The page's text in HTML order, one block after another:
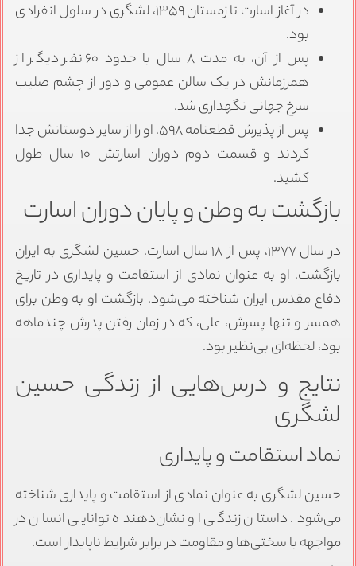
در آغاز اسارت تا زمستان ۱۳۵۹، لشگری در سلول انفرادی
بود.
پس از آن، به مدت ۸ سال با حدود ۶۰ نفر دیگر از
همرزمانش در یک سالن عمومی و دور از چشم صلیب
سرخ جهانی نگهداری شد.
پس از پذیرش قطعنامه ۵۹۸، او را از سایر دوستانش جدا
کردند و قسمت دوم دوران اسارتش ۱۰ سال طول
کشید.
بازگشت به وطن و پایان دوران اسارت
در سال ۱۳۷۷، پس از ۱۸ سال اسارت، حسین لشگری به ایران
بازگشت. او به عنوان نمادی از استقامت و پایداری در تاریخ
دفاع مقدس ایران شناخته می‌شود. بازگشت او به وطن برای
همسر و تنها پسرش، علی، که در زمان رفتن پدرش چندماهه
بود، لحظه‌ای بی‌نظیر بود.
نتایج و درس‌هایی از زندگی حسین
لشگری
نماد استقامت و پایداری
حسین لشگری به عنوان نمادی از استقامت و پایداری شناخته
می‌شود. داستان زندگی او نشان‌دهنده توانایی انسان در
مواجهه با سختی‌ها و مقاومت در برابر شرایط ناپایدار است.